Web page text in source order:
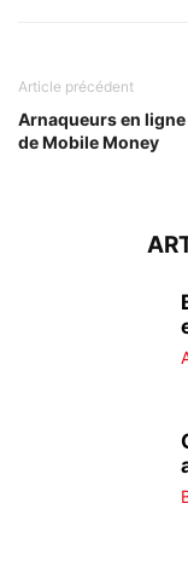
Article précédent
Arnaqueurs en ligne
de Mobile Money